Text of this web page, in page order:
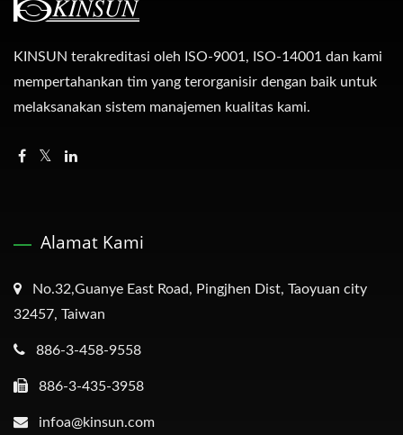
KINSUN terakreditasi oleh ISO-9001, ISO-14001 dan kami
mempertahankan tim yang terorganisir dengan baik untuk
melaksanakan sistem manajemen kualitas kami.
Alamat Kami
No.32,Guanye East Road, Pingjhen Dist, Taoyuan city
32457, Taiwan
886-3-458-9558
886-3-435-3958
infoa@kinsun.com